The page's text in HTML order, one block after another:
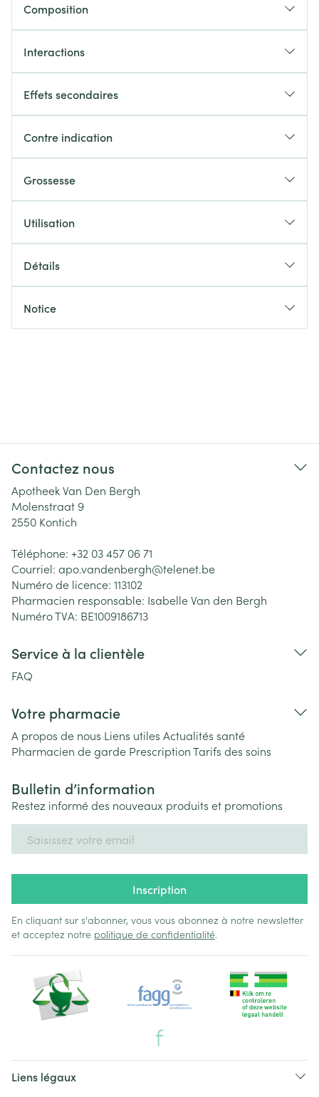
Composition
Interactions
Effets secondaires
Contre indication
Grossesse
Utilisation
Détails
Notice
Contactez nous
Apotheek Van Den Bergh
Molenstraat 9
2550 Kontich
Téléphone: +32 03 457 06 71
Courriel: apo.vandenbergh@telenet.be
Numéro de licence: 113102
Pharmacien responsable: Isabelle Van den Bergh
Numéro TVA: BE1009186713
Service à la clientèle
FAQ
Votre pharmacie
A propos de nous Liens utiles Actualités santé
Pharmacien de garde PrescriptionTarifs des soins
Bulletin d’information
Restez informé des nouveaux produits et promotions
Inscription
En cliquant sur s'abonner, vous vous abonnez à notre newsletter
et acceptez notre politique de confidentialité.
Liens légaux